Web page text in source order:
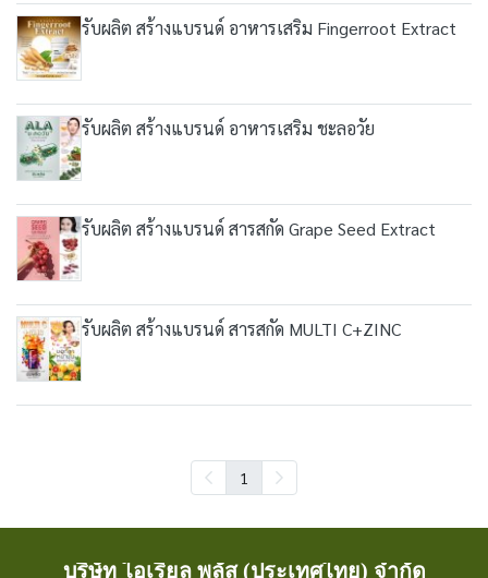
รับผลิต สร้างแบรนด์ อาหารเสริม Fingerroot Extract
รับผลิต สร้างแบรนด์ อาหารเสริม ชะลอวัย
รับผลิต สร้างแบรนด์ สารสกัด Grape Seed Extract
รับผลิต สร้างแบรนด์ สารสกัด MULTI C+ZINC
1
บริษัท ไอเรียล พลัส (ประเทศไทย) จำกัด